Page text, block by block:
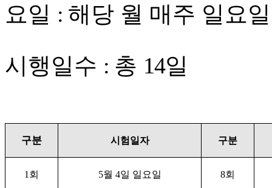
요일 : 해당 월 매주 일요일
시행일수 : 총 14일
구분 시험일자 구분
1 회 5월 4일 일요일 8회